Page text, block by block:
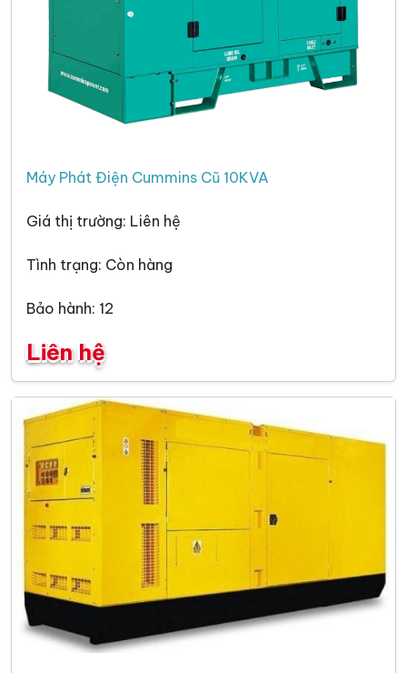
Máy Phát Điện Cummins Cũ 10KVA
Giá thị trường: Liên hệ
Tình trạng: Còn hàng
Bảo hành: 12
Liên hệ